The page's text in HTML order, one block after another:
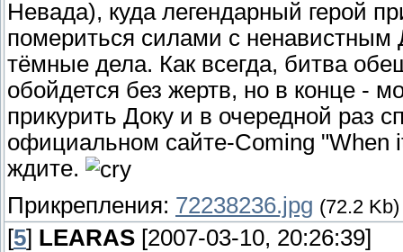
Невада), куда легендарный герой
помериться силами с
тёмные дела. Как всегда, битва
обойдется без жертв, но в конце -
прикурить Доку и в очередной раз
официальном сайте-Coming "When
ждите.
Прикрепления: 72238236.jpg (72.2 Kb)
[5] LEARAS [2007-03-10, 20:26:39]